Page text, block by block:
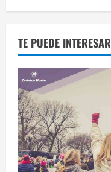
TE PUEDE INTERESAR